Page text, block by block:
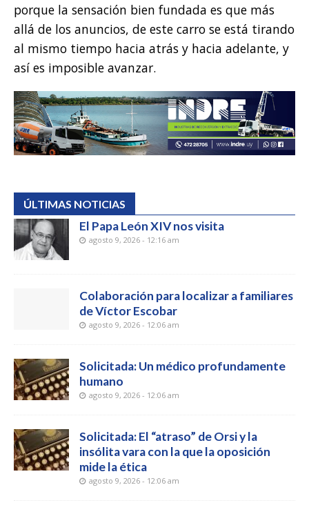
porque la sensación bien fundada es que más
allá de los anuncios, de este carro se está tirando
al mismo tiempo hacia atrás y hacia adelante, y
así es imposible avanzar.
ÚLTIMAS NOTICIAS
El Papa León XIV nos visita
agosto 9, 2026 - 12:16 am
Colaboración para localizar a familiares
de Víctor Escobar
agosto 9, 2026 - 12:06 am
Solicitada: Un médico profundamente
humano
agosto 9, 2026 - 12:06 am
Solicitada: El “atraso” de Orsi y la
insólita vara con la que la oposición
mide la ética
agosto 9, 2026 - 12:06 am